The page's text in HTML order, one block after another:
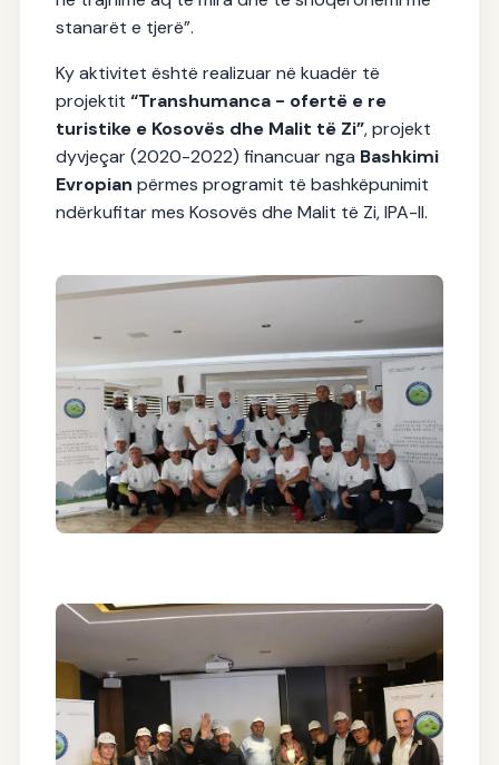
stanarët e tjerë”.
Ky aktivitet është realizuar në kuadër të
projektit “Transhumanca - ofertë e re
turistike e Kosovës dhe Malit të Zi”, projekt
dyvjeçar (2020-2022) financuar nga Bashkimi
Evropian përmes programit të bashkëpunimit
ndërkufitar mes Kosovës dhe Malit të Zi, IPA-II.